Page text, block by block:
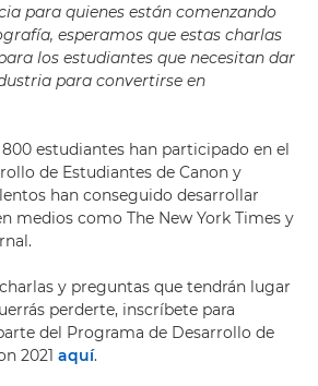
para quienes están comenzando
esperamos que estas charlas
los estudiantes que necesitan dar
para convertirse en
800 estudiantes han participado en el
de Estudiantes de Canon y
han conseguido desarrollar
medios como The New York Times y
y preguntas que tendrán lugar
perderte, inscríbete para
del Programa de Desarrollo de
2021 aquí.